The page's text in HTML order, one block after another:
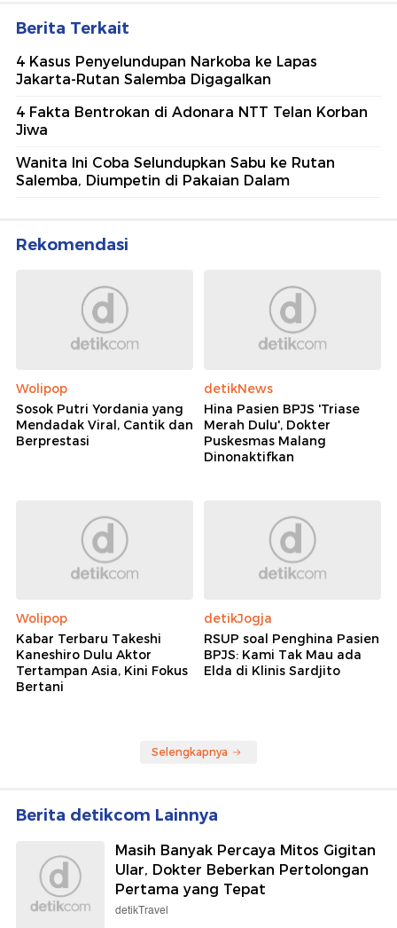
Berita Terkait
4 Kasus Penyelundupan Narkoba ke Lapas
Jakarta-Rutan Salemba Digagalkan
⁠4 Fakta Bentrokan di Adonara NTT Telan Korban
Jiwa
Wanita Ini Coba Selundupkan Sabu ke Rutan
Salemba, Diumpetin di Pakaian Dalam
Rekomendasi
Wolipop
Sosok Putri Yordania yang
Mendadak Viral, Cantik dan
Berprestasi
detikNews
Hina Pasien BPJS 'Triase
Merah Dulu', Dokter
Puskesmas Malang
Dinonaktifkan
Wolipop
Kabar Terbaru Takeshi
Kaneshiro Dulu Aktor
Tertampan Asia, Kini Fokus
Bertani
detikJogja
RSUP soal Penghina Pasien
BPJS: Kami Tak Mau ada
Elda di Klinis Sardjito
Selengkapnya
Berita detikcom Lainnya
Masih Banyak Percaya Mitos Gigitan
Ular, Dokter Beberkan Pertolongan
Pertama yang Tepat
detikTravel